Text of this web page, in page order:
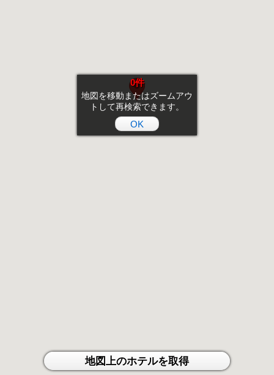
0件
地図を移動またはズームアウ
トして再検索できます。
OK
地図上のホテルを取得